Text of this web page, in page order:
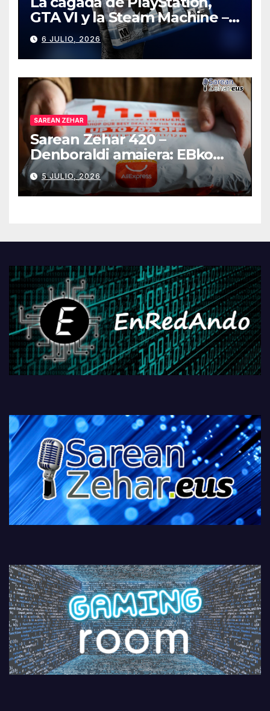
GTA VI y la Steam Machine –
Gaming Room #130
6 JULIO, 2026
SAREAN ZEHAR
Sarean Zehar 420 –
Denboraldi amaiera: EBko
muga-zerga berriak
AliExpressi, AEBetako AAren
kontrola, Googleri behin
PlayStationeko bideojoko
5 JULIO, 2026